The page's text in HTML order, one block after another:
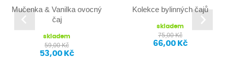
Mučenka & Vanilka ovocný
čaj
skladem
59,00 Kč
53,00 Kč
Kolekce bylinných čajů
skladem
75,00 Kč
66,00 Kč